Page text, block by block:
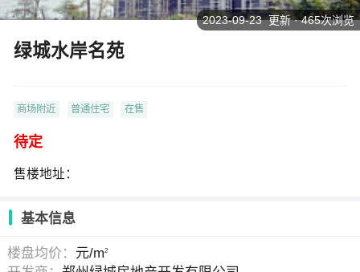
绿城水岸名苑
商场附近 普通住宅 在售
待定
售楼地址：
2023-09-23 更新 · 465次浏览
基本信息
楼盘均价： 元/m2